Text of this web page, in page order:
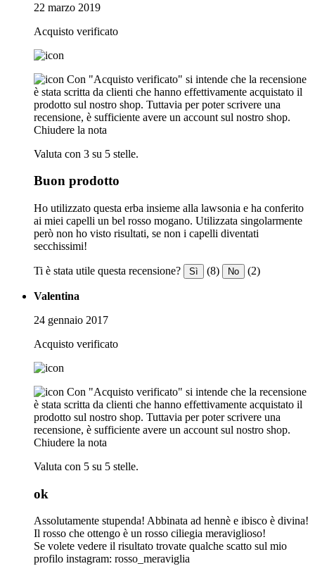
22 marzo 2019
Acquisto verificato
Con "Acquisto verificato" si intende che la recensione
è stata scritta da clienti che hanno effettivamente acquistato il
prodotto sul nostro shop. Tuttavia per poter scrivere una
recensione, è sufficiente avere un account sul nostro shop.
Chiudere la nota
Valuta con 3 su 5 stelle.
Buon prodotto
Ho utilizzato questa erba insieme alla lawsonia e ha conferito
ai miei capelli un bel rosso mogano. Utilizzata singolarmente
però non ho visto risultati, se non i capelli diventati
secchissimi!
Ti è stata utile questa recensione? Sì (8) No (2)
Valentina
24 gennaio 2017
Acquisto verificato
Con "Acquisto verificato" si intende che la recensione
è stata scritta da clienti che hanno effettivamente acquistato il
prodotto sul nostro shop. Tuttavia per poter scrivere una
recensione, è sufficiente avere un account sul nostro shop.
Chiudere la nota
Valuta con 5 su 5 stelle.
ok
Assolutamente stupenda! Abbinata ad hennè e ibisco è divina!
Il rosso che ottengo è un rosso ciliegia meraviglioso!
Se volete vedere il risultato trovate qualche scatto sul mio
profilo instagram: rosso_meraviglia